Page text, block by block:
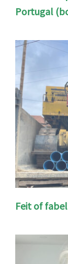
Portugal
Feit of